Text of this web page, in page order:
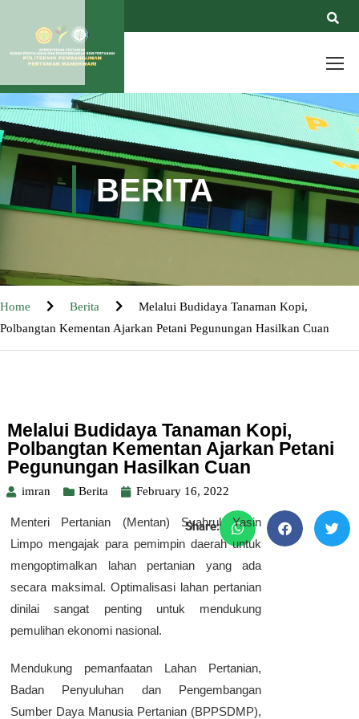
BERITA
Home Berita
Melalui Budidaya Tanaman Kopi,
Polbangtan Kementan Ajarkan Petani Pegunungan Hasilkan Cuan
Melalui Budidaya Tanaman Kopi,
Polbangtan Kementan Ajarkan Petani
Pegunungan Hasilkan Cuan
imran Berita February 16, 2022
Share:
Menteri Pertanian (Mentan) Syahrul Yasin
Limpo mengajak para pemimpin daerah untuk
mengoptimalkan lahan pertanian yang ada
secara maksimal. Optimalisasi lahan pertanian
dinilai sangat penting untuk mendukung
pemulihan ekonomi nasional.
Mendukung pemanfaatan Lahan Pertanian,
Badan Penyuluhan dan Pengembangan
Sumber Daya Manusia Pertanian (BPPSDMP),